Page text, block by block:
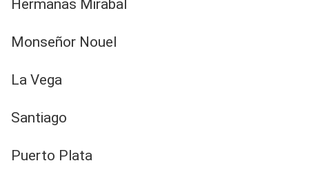
​Hermanas Mirabal
​Monseñor Nouel
​La Vega
​Santiago
​Puerto Plata